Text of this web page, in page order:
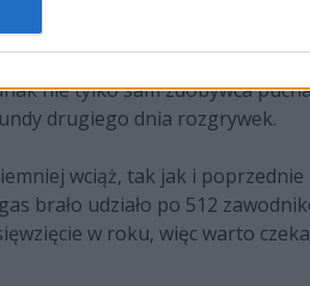
Tactics. Aż 768 zawodników z
który sięgnie po
nie tylko sam zdobywca
drugiego dnia rozgrywek.
wciąż, tak jak i
brało udziało po 512
w roku, więc warto